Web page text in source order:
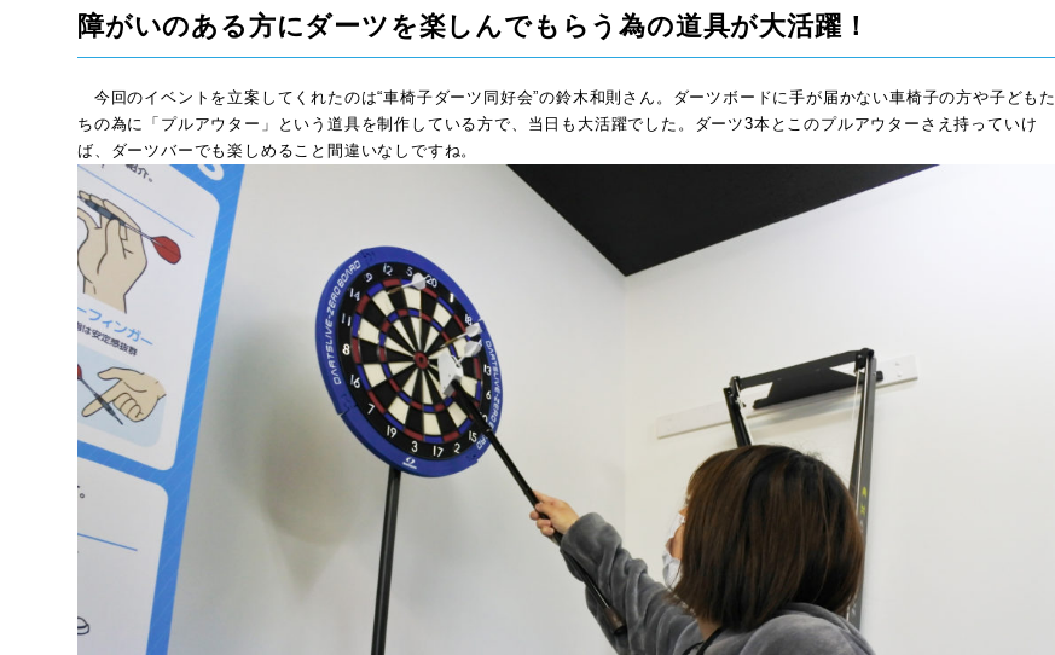
障がいのある方にダーツを楽しんでもらう為の道具が大活躍！
今回のイベントを立案してくれたのは“車椅子ダーツ同好会”の鈴木和則さん。ダーツボードに手が届かない車椅子の方や子どもた
ちの為に「プルアウター」という道具を制作している方で、当日も大活躍でした。ダーツ3本とこのプルアウターさえ持っていけ
ば、ダーツバーでも楽しめること間違いなしですね。